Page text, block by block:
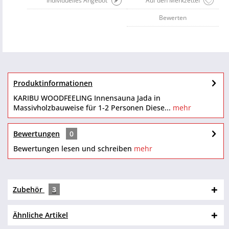
Bewerten
Produktinformationen
KARIBU WOODFEELING Innensauna Jada in
Massivholzbauweise für 1-2 Personen Diese... mehr
Bewertungen
0
Bewertungen lesen und schreiben mehr
Zubehör 3
Ähnliche Artikel